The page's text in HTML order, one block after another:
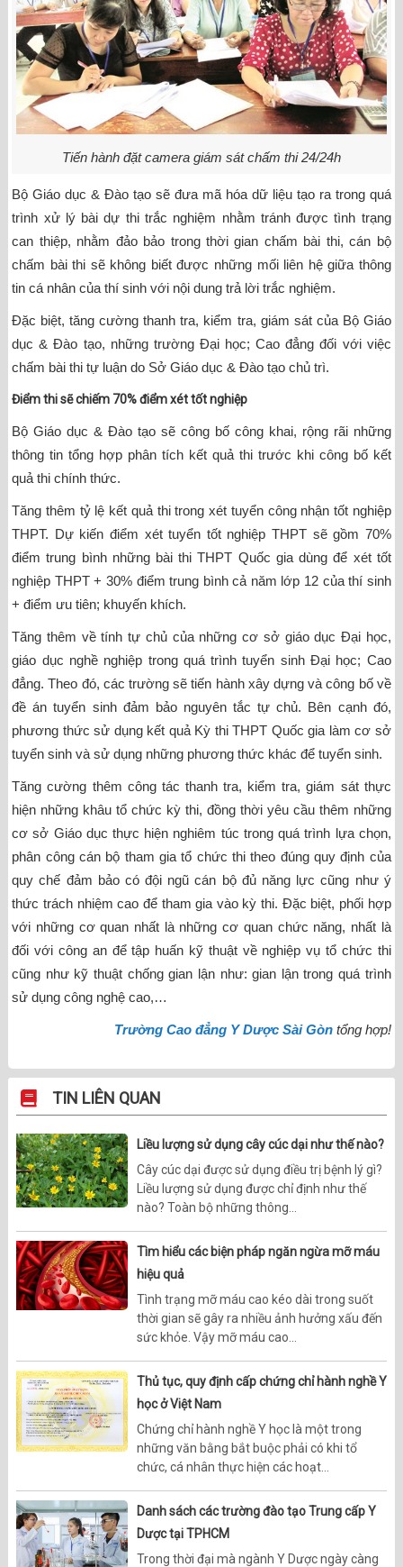
Tiến hành đặt camera giám sát chấm thi 24/24h
Bộ Giáo dục & Đào tạo sẽ đưa mã hóa dữ liệu tạo ra trong quá
trình xử lý bài dự thi trắc nghiệm nhằm tránh được tình trạng
can thiệp, nhằm đảo bảo trong thời gian chấm bài thi, cán bộ
chấm bài thi sẽ không biết được những mối liên hệ giữa thông
tin cá nhân của thí sinh với nội dung trả lời trắc nghiệm.
Đặc biệt, tăng cường thanh tra, kiểm tra, giám sát của Bộ Giáo
dục & Đào tạo, những trường Đại học; Cao đẳng đối với việc
chấm bài thi tự luận do Sở Giáo dục & Đào tạo chủ trì.
Điểm thi sẽ chiếm 70% điểm xét tốt nghiệp
Bộ Giáo dục & Đào tạo sẽ công bố công khai, rộng rãi những
thông tin tổng hợp phân tích kết quả thi trước khi công bố kết
quả thi chính thức.
Tăng thêm tỷ lệ kết quả thi trong xét tuyển công nhận tốt nghiệp
THPT. Dự kiến điểm xét tuyển tốt nghiệp THPT sẽ gồm 70%
điểm trung bình những bài thi THPT Quốc gia dùng để xét tốt
nghiệp THPT + 30% điểm trung bình cả năm lớp 12 của thí sinh
+ điểm ưu tiên; khuyến khích.
Tăng thêm về tính tự chủ của những cơ sở giáo dục Đại học,
giáo dục nghề nghiệp trong quá trình tuyển sinh Đại học; Cao
đẳng. Theo đó, các trường sẽ tiến hành xây dựng và công bố về
đề án tuyển sinh đảm bảo nguyên tắc tự chủ. Bên cạnh đó,
phương thức sử dụng kết quả Kỳ thi THPT Quốc gia làm cơ sở
tuyển sinh và sử dụng những phương thức khác để tuyển sinh.
Tăng cường thêm công tác thanh tra, kiểm tra, giám sát thực
hiện những khâu tổ chức kỳ thi, đồng thời yêu cầu thêm những
cơ sở Giáo dục thực hiện nghiêm túc trong quá trình lựa chọn,
phân công cán bộ tham gia tổ chức thi theo đúng quy định của
quy chế đảm bảo có đội ngũ cán bộ đủ năng lực cũng như ý
thức trách nhiệm cao để tham gia vào kỳ thi. Đặc biệt, phối hợp
với những cơ quan nhất là những cơ quan chức năng, nhất là
đối với công an để tập huấn kỹ thuật về nghiệp vụ tổ chức thi
cũng như kỹ thuật chống gian lận như: gian lận trong quá trình
sử dụng công nghệ cao,…
Trường Cao đẳng Y Dược Sài Gòntổng hợp!
TIN LIÊN QUAN
Liều lượng sử dụng cây cúc dại như thế nào?
Cây cúc dại được sử dụng điều trị bệnh lý gì?
Liều lượng sử dụng được chỉ định như thế
nào? Toàn bộ những thông...
Tìm hiểu các biện pháp ngăn ngừa mỡ máu
hiệu quả
Tình trạng mỡ máu cao kéo dài trong suốt
thời gian sẽ gây ra nhiều ảnh hưởng xấu đến
sức khỏe. Vậy mỡ máu cao...
Thủ tục, quy định cấp chứng chỉ hành nghề Y
học ở Việt Nam
Chứng chỉ hành nghề Y học là một trong
những văn bằng bắt buộc phải có khi tổ
chức, cá nhân thực hiện các hoạt...
Danh sách các trường đào tạo Trung cấp Y
Dược tại TPHCM
Trong thời đại mà ngành Y Dược ngày càng